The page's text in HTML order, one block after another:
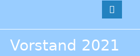
Vorstand 2021